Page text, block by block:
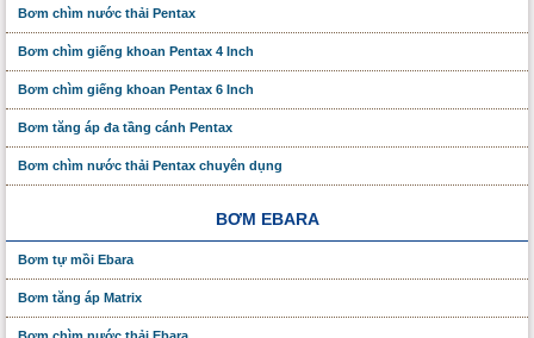
Bơm chìm nước thải Pentax
Bơm chìm giếng khoan Pentax 4 Inch
Bơm chìm giếng khoan Pentax 6 Inch
Bơm tăng áp đa tầng cánh Pentax
Bơm chìm nước thải Pentax chuyên dụng
BƠM EBARA
Bơm tự mồi Ebara
Bơm tăng áp Matrix